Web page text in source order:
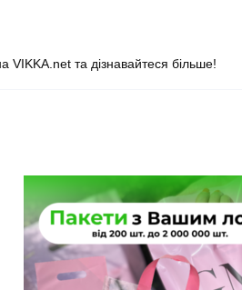
VIKKA.net та дізнавайтеся більше!